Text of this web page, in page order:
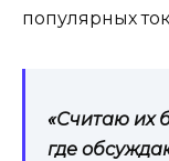
популярных
«Считаю их
где